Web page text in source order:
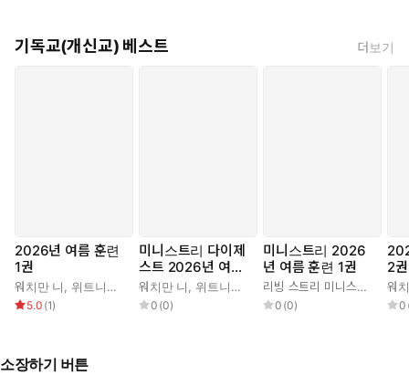
기독교(개신교) 베스트 더보기
2026년 여름 훈련
1권
워치만 니, 위트니스 리
5.0 (1)
미니스트리 다이제
스트 2026년 여름
훈련 1권
워치만 니, 위트니스 리
0 (0)
미니스트리 2026
년 여름 훈련 1권
리빙 스트리 미니스트리 편집부
0 (0)
2권
워
0
소장하기 버튼